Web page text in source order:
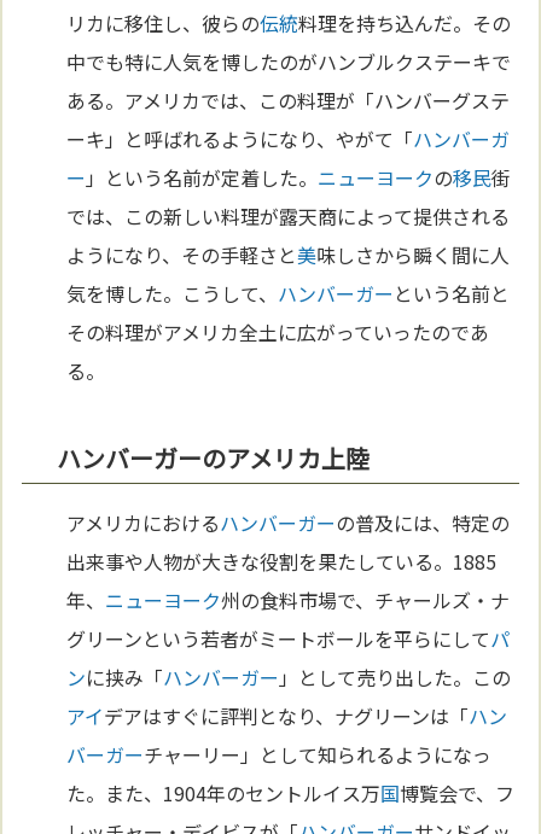
リカに移住し、彼らの伝統料理を持ち込んだ。その
中でも特に人気を博したのがハンブルクステーキで
ある。アメリカでは、この料理が「ハンバーグステ
ーキ」と呼ばれるようになり、やがて「ハンバーガ
ー 」という名前が定着した。 ニューヨークの移民街
では、この新しい料理が露天商によって提供される
ようになり、その手軽さと美味しさから瞬く間に人
気を博した。こうして、 ハンバーガー という名前と
その料理がアメリカ全土に広がっていったのであ
る。
ハンバーガーのアメリカ上陸
アメリカにおけるハンバーガーの普及には、特定の
出来事や人物が大きな役割を果たしている。1885
年、 ニューヨーク州の食料市場で、チャールズ・ナ
グリーンという若者がミートボールを平らにしてパ
ンに挟み「ハンバーガー 」として売り出した。この
アイデアはすぐに評判となり、ナグリーンは「ハン
バーガーチャーリー」として知られるようになっ
た。また、1904年のセントルイス万国博覧会で、フ